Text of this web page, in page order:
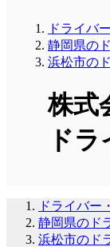
ドライバ
静岡県の
浜松市の
株式
ド
ドライバー
静岡県のド
浜松市のド